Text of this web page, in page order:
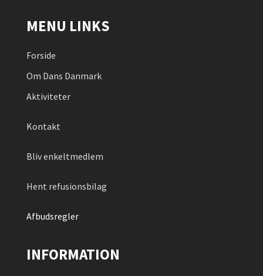
MENU LINKS
Forside
Om Dans Danmark
Aktiviteter
Kontakt
Bliv enkeltmedlem
Hent refusionsbilag
Afbudsregler
INFORMATION